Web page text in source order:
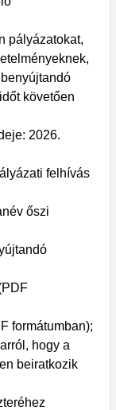
pályázatokat,
követően
2026.
felhívás
őszi
formátumban);
hogy a
beiratkozik